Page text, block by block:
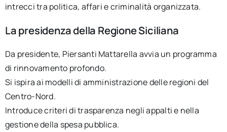
intrecci tra politica, affari e criminalità organizzata.
La presidenza della Regione Siciliana
Da presidente, Piersanti Mattarella avvia un programma
di rinnovamento profondo.
Si ispira ai modelli di amministrazione delle regioni del
Centro-Nord.
Introduce criteri di trasparenza negli appalti e nella
gestione della spesa pubblica.